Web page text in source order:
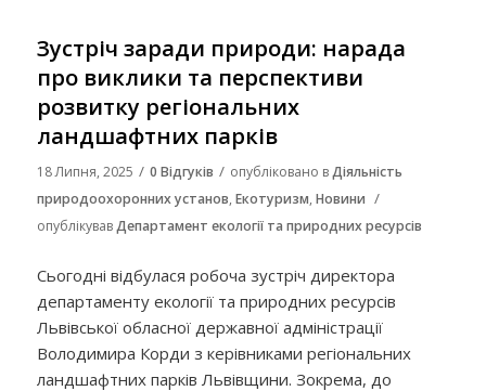
Зустріч заради природи: нарада
про виклики та перспективи
розвитку регіональних
ландшафтних парків
18 Липня, 2025 / 0 Відгуків / опубліковано вДіяльність
природоохоронних установ, Екотуризм, Новини /
опублікувавДепартамент екології та природних ресурсів
Сьогодні відбулася робоча зустріч директора
департаменту екології та природних ресурсів
Львівської обласної державної адміністрації
Володимира Корди з керівниками регіональних
ландшафтних парків Львівщини. Зокрема, до